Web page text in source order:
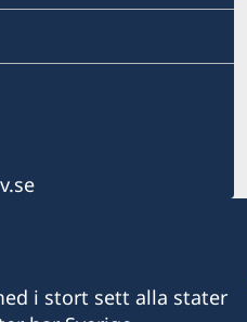
i stort sett alla stater